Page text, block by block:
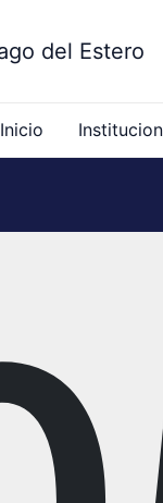
del Estero
Inicio